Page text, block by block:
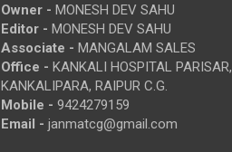
Owner - MONESH DEV SAHU
Editor - MONESH DEV SAHU
Associate - MANGALAM SALES
Office - KANKALI HOSPITAL PARISAR,
KANKALIPARA, RAIPUR C.G.
Mobile - 9424279159
Email - janmatcg@gmail.com